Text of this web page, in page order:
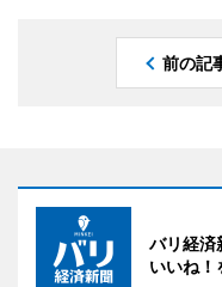
前の記
バリ経済
いいね！